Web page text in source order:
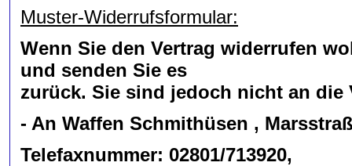
Muster-Widerrufsformular:
Wenn Sie den Vertrag widerrufen
und senden Sie es
zurück. Sie sind jedoch nicht an die
- An Waffen Schmithüsen ,
Telefaxnummer: 02801/713920,